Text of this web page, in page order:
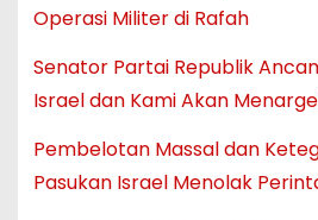
Operasi Militer di Rafah
Senator Partai Republik
Israel dan Kami Akan
Pembelotan Massal dan
Pasukan Israel Menolak